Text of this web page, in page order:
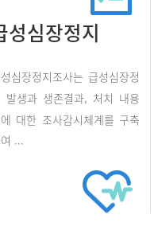
성심장정지
심장정지조사는 급성심장정
발생과 생존결과, 처치 내용
대한 조사감시체계를 구축
...